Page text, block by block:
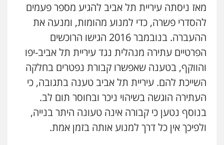
מאז ניסתה עיריית תל אביב להגיע מספר פעמים
להסדרי פשרה, כדי למנוע מהומות, ומנעה את
ההעברה. בנובמבר 2016 הגישו הרוכשים
הפרטיים עתירה מנהלית נגד עיריית תל אביב-יפו
והווקף, בטענה שאפשרו קבורת נפטרים בחלקה
השייכת להם. עיריית תל אביב טענה בתגובה, כי
העתירה הוגשה בשיהוי ניכר ובחוסר תום לב.
בנוסף נטען כי קבורה אינה טעונה היתר בנייה,
ולפיכך אין כל דרך למנוע אותה בזמן אמת.